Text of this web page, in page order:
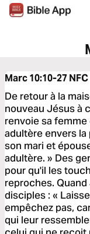
Marc 10:10-27 NFC
De retour à la
nouveau Jésus à
renvoie sa
adultère envers
son mari et
adultère. » Des
pour qu'il les
reproches.
disciples : «
empêchez pas,
qui leur